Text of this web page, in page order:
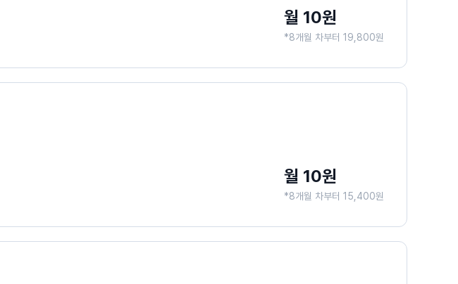
월 10원
*8개월 차부터 19,800원
월 10원
*8개월 차부터 15,400원